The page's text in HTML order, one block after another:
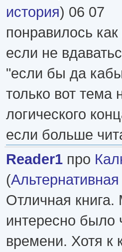
история) 06 07
понравилось
если не
"если бы да
только вот
логического
если больше
Reader1 про
(
Отличная
интересно было
времени. Хотя к